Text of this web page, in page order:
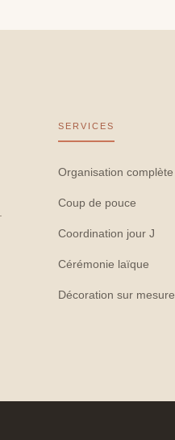
SERVICES
Organisation complète
Coup de pouce
Coordination jour J
Cérémonie laïque
Décoration sur mesure